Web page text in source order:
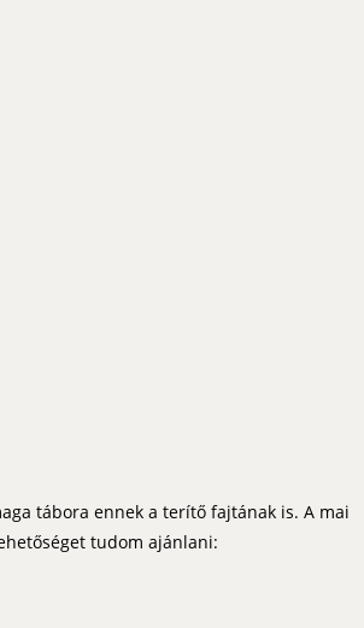
tábora ennek a terítő fajtának is. A mai
tudom ajánlani: